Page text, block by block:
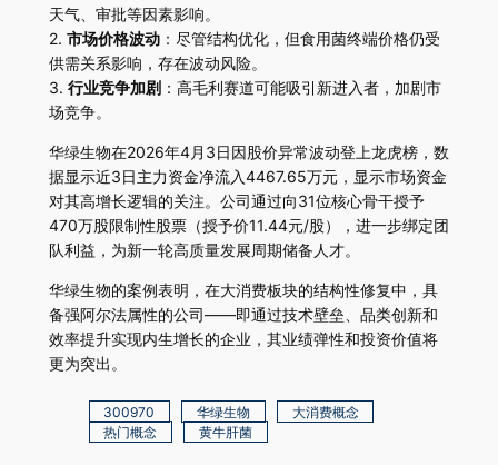
天气、审批等因素影响。
2. 市场价格波动：尽管结构优化，但食用菌终端价格仍受
供需关系影响，存在波动风险。
3. 行业竞争加剧：高毛利赛道可能吸引新进入者，加剧市
场竞争。
华绿生物在2026年4月3日因股价异常波动登上龙虎榜，数
据显示近3日主力资金净流入4467.65万元，显示市场资金
对其高增长逻辑的关注。公司通过向31位核心骨干授予
470万股限制性股票（授予价11.44元/股），进一步绑定团
队利益，为新一轮高质量发展周期储备人才。
华绿生物的案例表明，在大消费板块的结构性修复中，具
备强阿尔法属性的公司——即通过技术壁垒、品类创新和
效率提升实现内生增长的企业，其业绩弹性和投资价值将
更为突出。
300970 华绿生物
大消费概念
热门概念
黄牛肝菌